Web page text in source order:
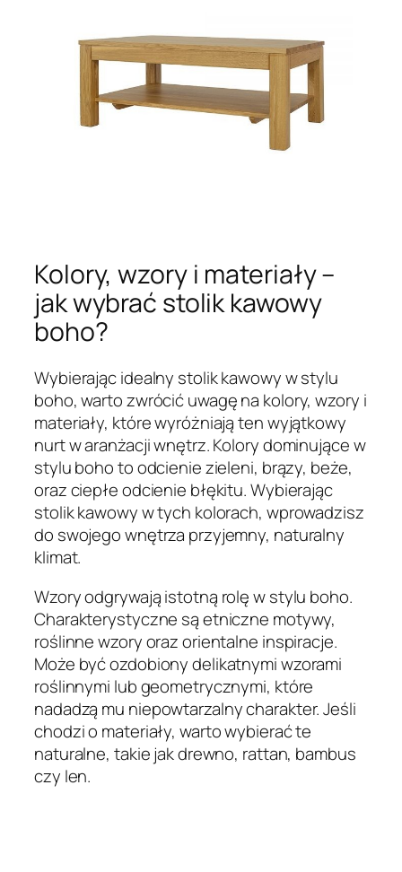
Kolory, wzory i materiały –
jak wybrać stolik kawowy
boho?
Wybierając idealny stolik kawowy w stylu
boho, warto zwrócić uwagę na kolory, wzory i
materiały, które wyróżniają ten wyjątkowy
nurt w aranżacji wnętrz. Kolory dominujące w
stylu boho to odcienie zieleni, brązy, beże,
oraz ciepłe odcienie błękitu. Wybierając
stolik kawowy w tych kolorach, wprowadzisz
do swojego wnętrza przyjemny, naturalny
klimat.
Wzory odgrywają istotną rolę w stylu boho.
Charakterystyczne są etniczne motywy,
roślinne wzory oraz orientalne inspiracje.
Może być ozdobiony delikatnymi wzorami
roślinnymi lub geometrycznymi, które
nadadzą mu niepowtarzalny charakter. Jeśli
chodzi o materiały, warto wybierać te
naturalne, takie jak drewno, rattan, bambus
czy len.